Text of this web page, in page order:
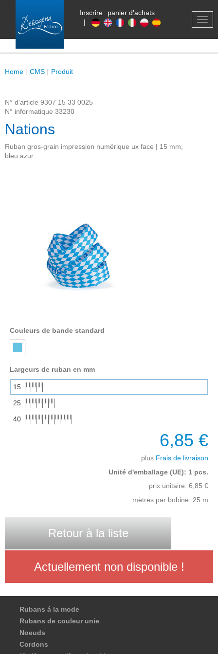
Inscrire
panier d'achats
|
Home CMS Produit
N° d'article 9307 15 33 0025
N° informatique 33230
Nations
Ruban gros-grain impression numérique ux face | 15 mm,
bleu azur
Couleurs de bande standard
Largeurs de ruban en mm
15
25
40
6,85 €
plus Frais de livraison
Unité d'emballage (UE): 1 pcs.
prix unitaire: 6,85 €
mètres par bobine: 25 m
Retour à la liste
Actuellement non disponible !
Rubans á la mode
Rubans de couleur unie
Noeuds
Cordons